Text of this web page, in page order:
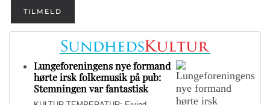
TILMELD
Lungeforeningens nye formand
hørte irsk folkemusik på pub:
Stemningen var fantastisk